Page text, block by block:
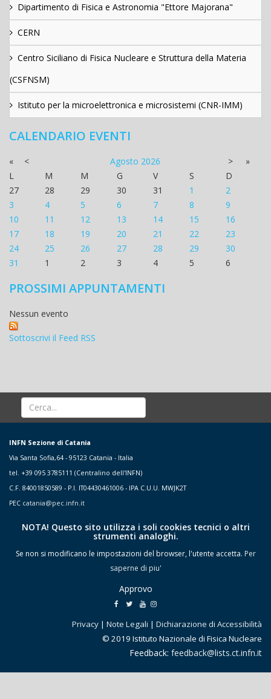
Dipartimento di Fisica e Astronomia "Ettore Majorana"
CERN
Centro Siciliano di Fisica Nucleare e Struttura della Materia
(CSFNSM)
Istituto per la microelettronica e microsistemi (CNR-IMM)
CALENDARIO EVENTI
« < Agosto 2026 >
»
L
M M G V S
D
27
28 29 30 31 1
2
3
4 5 6 7 8
9
10
11 12 13 14 15
16
17
18 19 20 21 22
23
24
25 26 27 28 29
30
31
1 2 3 4 5 6
PROSSIMI APPUNTAMENTI
Nessun evento
Sottoscrivi il Feed RSS
INFN Sezione di Catania
Via Santa Sofia,64 - 95123 Catania - Italia
tel. +39 095 3785111 (Centralino dell'INFN)
C.F. 84001850589 - P.I. IT04430461006 - IPA C.U.U. MWJK2T
PEC catania@pec.infn.it
NOTA! Questo sito utilizza i soli cookies tecnici o altri
strumenti analoghi.
Se non si modificano le impostazioni del browser, l'utente accetta. Per
saperne di piu'
Approvo
Privacy | Note Legali | Dichiarazione di Accessibilità
© 2019 Istituto Nazionale di Fisica Nucleare
Feedback: feedback@lists.ct.infn.it